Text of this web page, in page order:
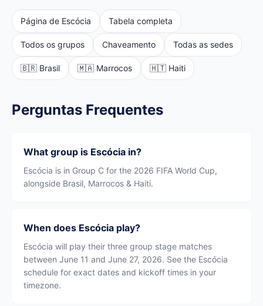
Página de Escócia Tabela completa
Todos os grupos Chaveamento Todas as sedes
🇧🇷 Brasil 🇲🇦 Marrocos 🇭🇹 Haiti
Perguntas Frequentes
What group is Escócia in?
Escócia is in Group C for the 2026 FIFA World Cup,
alongside Brasil, Marrocos & Haiti.
When does Escócia play?
Escócia will play their three group stage matches
between June 11 and June 27, 2026. See the Escócia
schedule for exact dates and kickoff times in your
timezone.